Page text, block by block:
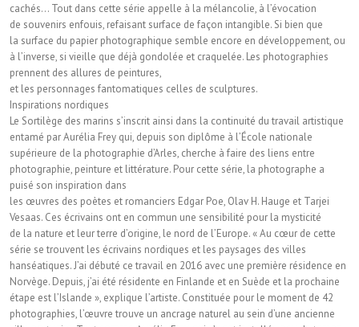
cachés… Tout dans cette série appelle à la mélancolie, à l’évocation
de souvenirs enfouis, refaisant surface de façon intangible. Si bien que
la surface du papier photographique semble encore en développement, ou
à l’inverse, si vieille que déjà gondolée et craquelée. Les photographies
prennent des allures de peintures,
et les personnages fantomatiques celles de sculptures.
Inspirations nordiques
Le Sortilège des marins s’inscrit ainsi dans la continuité du travail artistique
entamé par Aurélia Frey qui, depuis son diplôme à l’École nationale
supérieure de la photographie d’Arles, cherche à faire des liens entre
photographie, peinture et littérature. Pour cette série, la photographe a
puisé son inspiration dans
les œuvres des poètes et romanciers Edgar Poe, Olav H. Hauge et Tarjei
Vesaas. Ces écrivains ont en commun une sensibilité pour la mysticité
de la nature et leur terre d’origine, le nord de l’Europe. « Au cœur de cette
série se trouvent les écrivains nordiques et les paysages des villes
hanséatiques. J’ai débuté ce travail en 2016 avec une première résidence en
Norvège. Depuis, j’ai été résidente en Finlande et en Suède et la prochaine
étape est l’Islande », explique l’artiste. Constituée pour le moment de 42
photographies, l’œuvre trouve un ancrage naturel au sein d’une ancienne